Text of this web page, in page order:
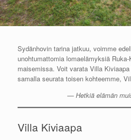
Sydänhovin tarina jatkuu, voimme
unohtumattomia lomaelämyksiä
maisemissa. Voit varata Villa
samalla seurata toisen kohteemme,
— Hetkiä elämän
Villa Kiviaapa